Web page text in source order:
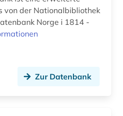
ausländisches kulturgut (1)
von der Nationalbibliothek
Norge i 1814 -
Zur Datenbank